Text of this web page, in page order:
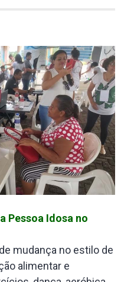
Pessoa Idosa no
mudança no estilo de
alimentar e